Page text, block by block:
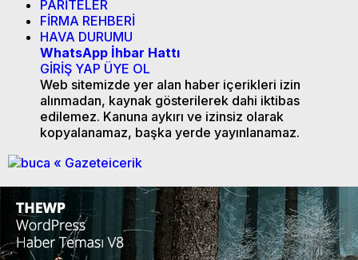
PARİTELER
FİRMA REHBERİ
HAVA DURUMU
WhatsApp İhbar Hattı
GİRİŞ YAP ÜYE OL
Web sitemizde yer alan haber içerikleri izin
alınmadan, kaynak gösterilerek dahi iktibas
edilemez. Kanuna aykırı ve izinsiz olarak
kopyalanamaz, başka yerde yayınlanamaz.